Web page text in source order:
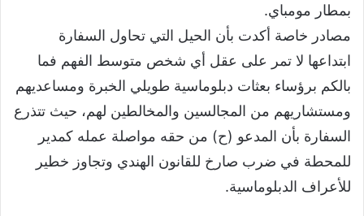
بمطار مومباي.
مصادر خاصة أكدت بأن الحيل التي تحاول السفارة
ابتداعها لا تمر على عقل أي شخص متوسط الفهم فما
بالكم برؤساء بعثات دبلوماسية طويلي الخبرة ومساعديهم
ومستشاريهم من المجالسين والمخالطين لهم، حيث تتذرع
السفارة بأن المدعو (ح) من حقه مواصلة عمله كمدير
للمحطة في ضرب صارخ للقانون الهندي وتجاوز خطير
للأعراف الدبلوماسية.